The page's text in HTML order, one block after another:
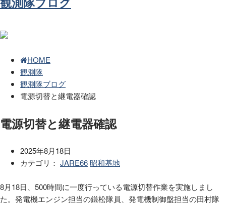
HOME
観測隊
観測隊ブログ
電源切替と継電器確認
電源切替と継電器確認
2025年8月18日
カテゴリ： JARE66 昭和基地
8月18日、500時間に一度行っている電源切替作業を実施しまし
た。発電機エンジン担当の鎌松隊員、発電機制御盤担当の田村隊